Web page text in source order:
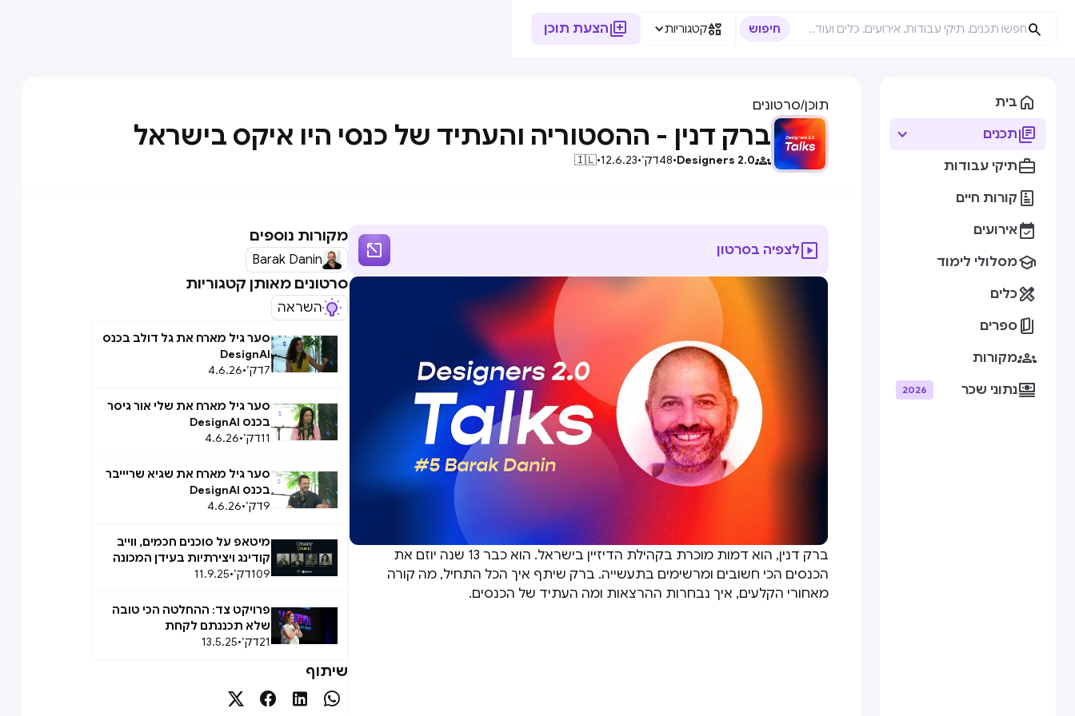

קטגוריות הצעת תוכן
 בית
תכנים
תיקי עבודות
 קורות חיים
אירועים
מסלולי לימוד
כלים
 ספרים
מקורות
נתוני שכר 2026
תוכן/סרטונים
ברק דנין - ההסטוריה והעתיד של כנסי היו איקס בישראל

Designers 2.0
•
48דק׳•
12.6.23
•
🇮🇱
לצפיה בסרטון 
ברק דנין, הוא דמות מוכרת בקהילת הדיזיין בישראל. הוא כבר 13 שנה יוזם את
הכנסים הכי חשובים ומרשימים בתעשייה. ברק שיתף איך הכל התחיל, מה קורה
מאחורי הקלעים, איך נבחרות ההרצאות ומה העתיד של הכנסים.
מקורות נוספים
Barak Danin
סרטונים מאותן קטגוריות
השראה
סער גיל מארח את גל דולב בכנס
DesignAI
7דק׳•
4.6.26
סער גיל מארח את שלי אור גיסר
בכנס DesignAI
11דק׳•
4.6.26
סער גיל מארח את שגיא שריייבר
בכנס DesignAI
9דק׳•
4.6.26
מיטאפ על סוכנים חכמים, ווייב
קודינג ויצירתיות בעידן המכונה
109דק׳•
11.9.25
פרויקט צד: ההחלטה הכי טובה
שלא תכננתם לקחת
21דק׳•
13.5.25
שיתוף



